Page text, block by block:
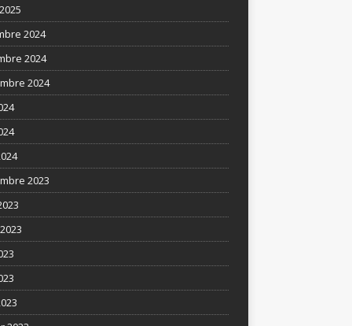
2024
2024
2024
2023